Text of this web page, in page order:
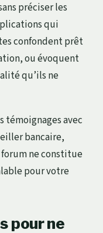
préciser les
qui
confondent prêt
ou évoquent
qu’ils ne
témoignages avec
bancaire,
forum ne constitue
pour votre
pour ne